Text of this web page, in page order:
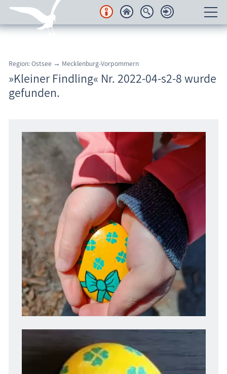
Regionales
Urlaubsorte
Freizeit
Wissenswertes
Veranstaltungen
Blog
Region: Ostsee → Mecklenburg-Vorpommern
»Kleiner Findling« Nr. 2022-04-s2-8 wurde
gefunden.